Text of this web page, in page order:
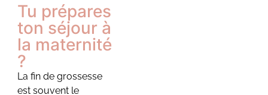
Tu prépares
ton séjour à
la maternité
?
La fin de grossesse
est souvent le